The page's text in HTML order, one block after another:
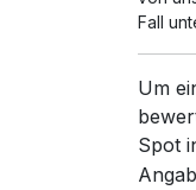
Fall
Um
Spot